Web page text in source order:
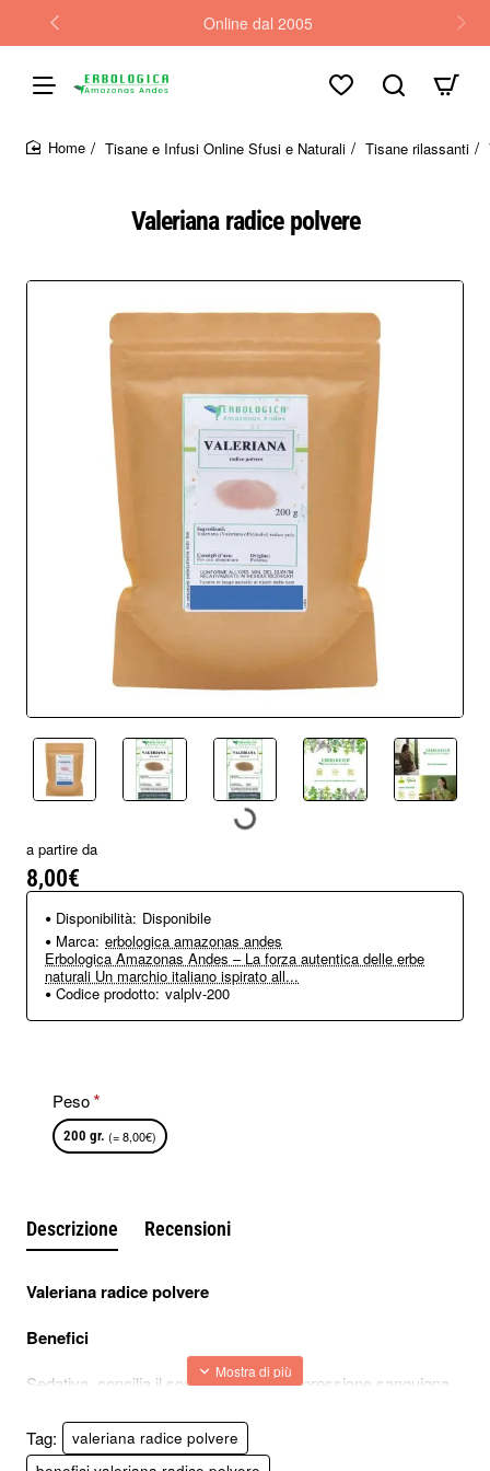
Online dal 2005
Valeriana radice polvere
Tisane e Infusi Online Sfusi e Naturali Tisane rilassanti
a partire da
8,00€
Disponibilità: Disponibile
Marca: erbologica amazonas andes
Erbologica Amazonas Andes – La forza autentica delle erbe
naturali Un marchio italiano ispirato all...
Codice prodotto: valplv-200
Peso
200 gr. (= 8,00€)
Descrizione Recensioni
Valeriana radice polvere
Benefici
Sedativa, concilia il sonno, regolarizza pressione sanguigna,
Preparazione
Tag:
valeriana radice polvere